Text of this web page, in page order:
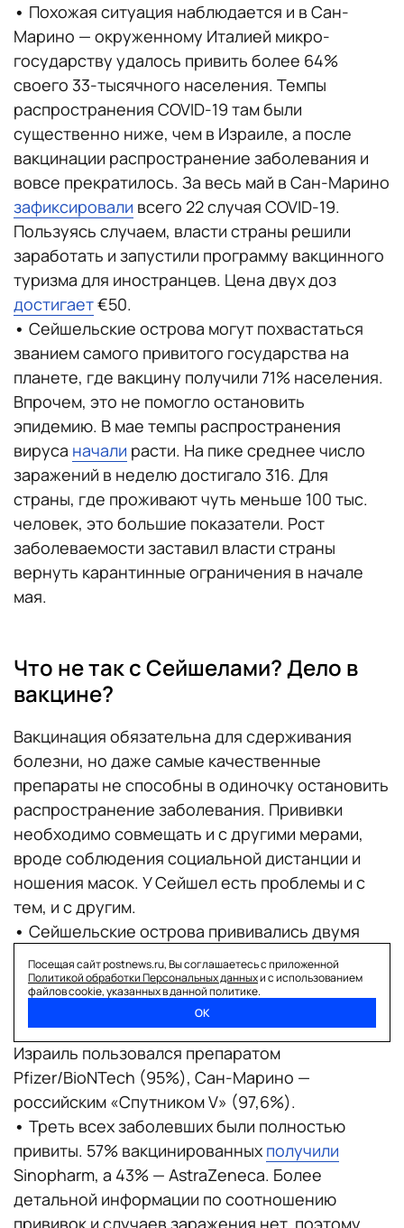
• Похожая ситуация наблюдается и в Сан-
Марино — окруженному Италией микро-
государству удалось привить более 64%
своего 33-тысячного населения. Темпы
распространения COVID-19 там были
существенно ниже, чем в Израиле, а после
вакцинации распространение заболевания и
вовсе прекратилось. За весь май в Сан-Марино
зафиксировали всего 22 случая COVID-19.
Пользуясь случаем, власти страны решили
заработать и запустили программу вакцинного
туризма для иностранцев. Цена двух доз
достигает€50.
• Сейшельские острова могут похвастаться
званием самого привитого государства на
планете, где вакцину получили 71% населения.
Впрочем, это не помогло остановить
эпидемию. В мае темпы распространения
вируса начали расти. На пике среднее число
заражений в неделю достигало 316. Для
страны, где проживают чуть меньше 100 тыс.
человек, это большие показатели. Рост
заболеваемости заставил власти страны
вернуть карантинные ограничения в начале
мая.
Что не так с Сейшелами? Дело в
вакцине?
Вакцинация обязательна для сдерживания
болезни, но даже самые качественные
препараты не способны в одиночку остановить
распространение заболевания. Прививки
необходимо совмещать и с другими мерами,
вроде соблюдения социальной дистанции и
ношения масок. У Сейшел есть проблемы и с
тем, и с другим.
• Сейшельские острова прививались двумя
вакцинами: китайской Sinopharm и британо-
шведской AstraZeneca. Обе вакцины
отличаются относительно невысокой
эффективностью — 79% и 76%. Для сравнения:
Израиль пользовался препаратом
Pfizer/BioNTech (95%), Сан-Марино —
российским «Спутником V» (97,6%).
• Треть всех заболевших были полностью
привиты. 57% вакцинированных получили
Sinopharm, а 43% — AstraZeneca. Более
детальной информации по соотношению
Посещая сайт postnews.ru, Вы соглашаетесь с приложенной
Политикой обработки Персональных данныхи с использованием
файлов cookie, указанных в данной политике.
ОК